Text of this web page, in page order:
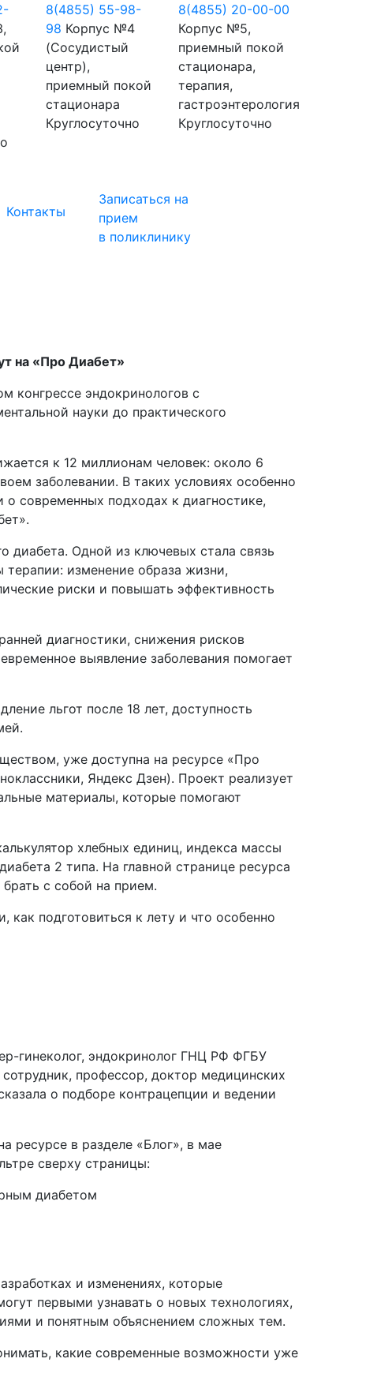
8(4855) 55-98-
98 Корпус №4
(Сосудистый
центр),
приемный покой
стационара
Круглосуточно
8(4855) 20-00-00
Корпус №5,
приемный покой
стационара,
терапия,
гастроэнтерология
Круглосуточно
Контакты
Записаться на
прием
в поликлинику
на «Про Диабет»
конгрессе эндокринологов с
науки до практического
к 12 миллионам человек: около 6
заболевании. В таких условиях особенно
современных подходах к диагностике,
диабета. Одной из ключевых стала связь
изменение образа жизни,
риски и повышать эффективность
диагностики, снижения рисков
выявление заболевания помогает
льгот после 18 лет, доступность
уже доступна на ресурсе «Про
Яндекс Дзен). Проект реализует
материалы, которые помогают
хлебных единиц, индекса массы
2 типа. На главной странице ресурса
с собой на прием.
подготовиться к лету и что особенно
гинеколог, эндокринолог ГНЦ РФ ФГБУ
профессор, доктор медицинских
о подборе контрацепции и ведении
ресурсе в разделе «Блог», в мае
сверху страницы:
диабетом
и изменениях, которые
первыми узнавать о новых технологиях,
и понятным объяснением сложных тем.
какие современные возможности уже